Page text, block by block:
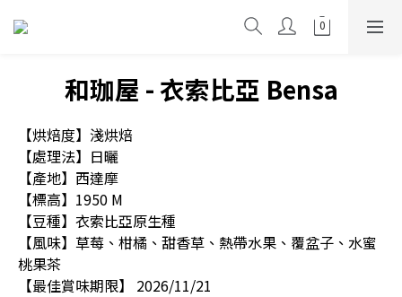
和珈屋 - 衣索比亞 Bensa
【烘焙度】淺烘焙
【處理法】日曬
【產地】西達摩
【標高】1950 M
【豆種】衣索比亞原生種
【風味】草莓、柑橘、甜香草、熱帶水果、覆盆子、水蜜
桃果茶
【最佳賞味期限】 2026/11/21